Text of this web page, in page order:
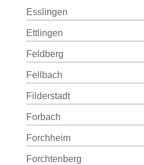
Esslingen
Ettlingen
Feldberg
Fellbach
Filderstadt
Forbach
Forchheim
Forchtenberg